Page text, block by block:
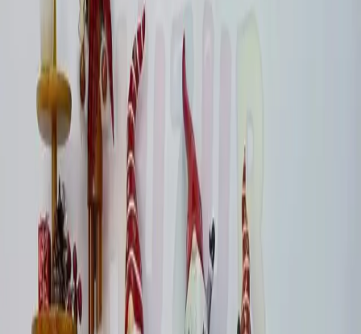
Yazarı Ziyaret Et
İlham Veren Yazılar
Değerlendirme
Güncel Fiyat 299.99TL
Sedef Gökçe
İlham Veren Yazılar
Yayınlanma
11 Mayıs 2025
Güncelleme
19 Ocak 2026
Bu Yazı Hakkında
Yılbaşı ve özel kutlamalar için ideal, LED ışıklı, 5
metre uzunluğunda doğal görünümlü yeşil çam dalı
şeridi, enerji tasarruflu ve dayanıklı özellikleriyle
dekorasyonun vazgeçilmezi.